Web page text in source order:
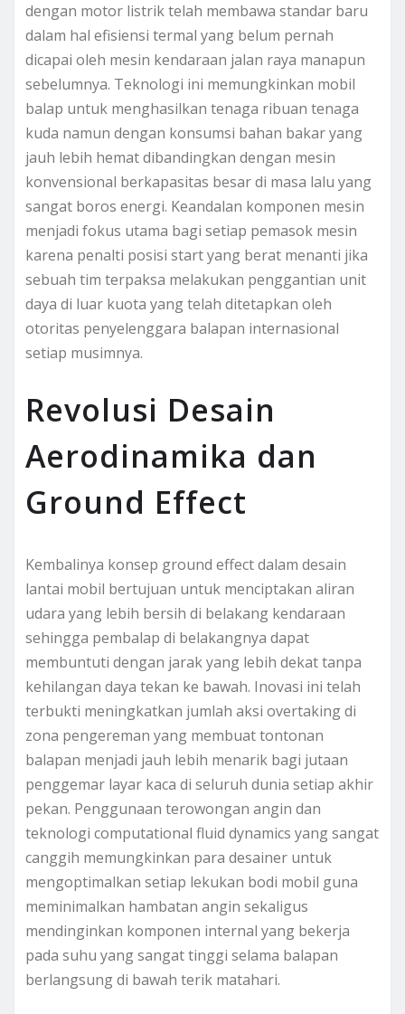
dengan motor listrik telah membawa standar baru
dalam hal efisiensi termal yang belum pernah
dicapai oleh mesin kendaraan jalan raya manapun
sebelumnya. Teknologi ini memungkinkan mobil
balap untuk menghasilkan tenaga ribuan tenaga
kuda namun dengan konsumsi bahan bakar yang
jauh lebih hemat dibandingkan dengan mesin
konvensional berkapasitas besar di masa lalu yang
sangat boros energi. Keandalan komponen mesin
menjadi fokus utama bagi setiap pemasok mesin
karena penalti posisi start yang berat menanti jika
sebuah tim terpaksa melakukan penggantian unit
daya di luar kuota yang telah ditetapkan oleh
otoritas penyelenggara balapan internasional
setiap musimnya.
Revolusi Desain
Aerodinamika dan
Ground Effect
Kembalinya konsep ground effect dalam desain
lantai mobil bertujuan untuk menciptakan aliran
udara yang lebih bersih di belakang kendaraan
sehingga pembalap di belakangnya dapat
membuntuti dengan jarak yang lebih dekat tanpa
kehilangan daya tekan ke bawah. Inovasi ini telah
terbukti meningkatkan jumlah aksi overtaking di
zona pengereman yang membuat tontonan
balapan menjadi jauh lebih menarik bagi jutaan
penggemar layar kaca di seluruh dunia setiap akhir
pekan. Penggunaan terowongan angin dan
teknologi computational fluid dynamics yang sangat
canggih memungkinkan para desainer untuk
mengoptimalkan setiap lekukan bodi mobil guna
meminimalkan hambatan angin sekaligus
mendinginkan komponen internal yang bekerja
pada suhu yang sangat tinggi selama balapan
berlangsung di bawah terik matahari.